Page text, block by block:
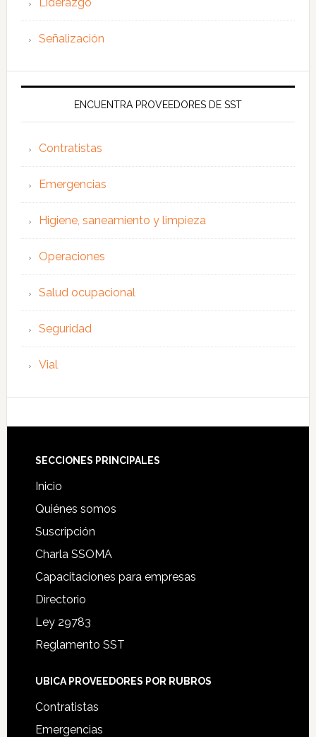
Señalización
ENCUENTRA PROVEEDORES DE SST
Contratistas
Emergencias
Higiene, saneamiento y limpieza
Operaciones
Salud ocupacional
Seguridad
Vial
Footer
SECCIONES PRINCIPALES
Inicio
Quiénes somos
Suscripción
Charla SSOMA
Capacitaciones para empresas
Directorio
Ley 29783
Reglamento SST
UBICA PROVEEDORES POR RUBROS
Contratistas
Emergencias